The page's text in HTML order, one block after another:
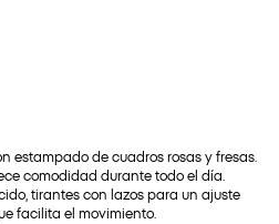
estampado de cuadros rosas y fresas.
comodidad durante todo el día.
tirantes con lazos para un ajuste
facilita el movimiento.